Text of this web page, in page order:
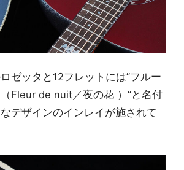
ゼッタと12フレットには”フルー
Fleur de nuit／夜の花 ）”と名付
デザインのインレイが施されて